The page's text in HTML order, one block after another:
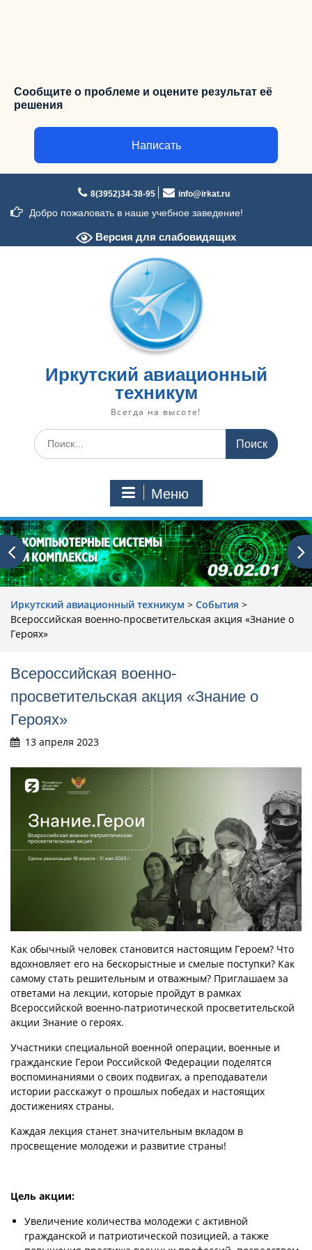
Сообщите о проблеме и оцените результат её
решения
Написать
содержимому
8(3952)34-38-95 info@irkat.ru
Добро пожаловать в наше учебное заведение!
Версия для слабовидящих
Иркутский авиационный
техникум
Всегда на высоте!
Искать:
Меню
Иркутский авиационный техникум > События >
Всероссийская военно-просветительская акция «Знание о
Героях»
Всероссийская военно-
просветительская акция «Знание о
Героях»
13 апреля 2023
Как обычный человек становится настоящим Героем? Что
вдохновляет его на бескорыстные и смелые поступки? Как
самому стать решительным и отважным? Приглашаем за
ответами на лекции, которые пройдут в рамках
Всероссийской военно-патриотической просветительской
акции Знание о героях.
Участники специальной военной операции, военные и
гражданские Герои Российской Федерации поделятся
воспоминаниями о своих подвигах, а преподаватели
истории расскажут о прошлых победах и настоящих
достижениях страны.
Каждая лекция станет значительным вкладом в
просвещение молодежи и развитие страны!
Цель акции:
Увеличение количества молодежи с активной
гражданской и патриотической позицией, а также